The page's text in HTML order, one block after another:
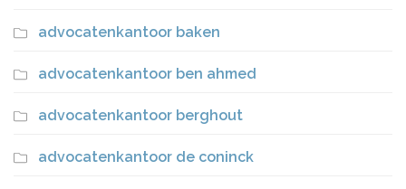
advocatenkantoor baken
advocatenkantoor ben ahmed
advocatenkantoor berghout
advocatenkantoor de coninck